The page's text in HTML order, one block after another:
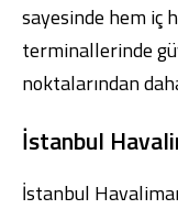
Dijital Bankacılık
Şube ve ATM’ler
English العربية
Dijital Bankacılık
Şube ve ATM’ler
sayesinde hem iç
terminallerinde
noktalarından
İstanbul
İstanbul